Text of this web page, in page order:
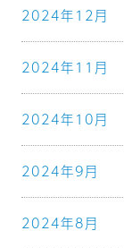
2024年12月
2024年11月
2024年10月
2024年9月
2024年8月